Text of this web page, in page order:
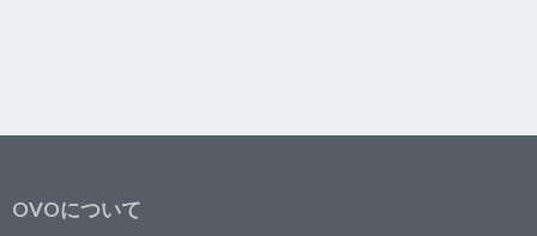
OVOについて